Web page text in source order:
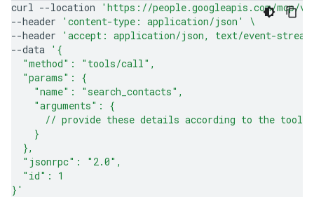
curl --location
'https://people.googleapis.com/mcp/
--header
'content-type: application/json'
\
--header
'accept: application/json, text/event-
--data '{
  "method": "tools/call",
  "params": {
    "name": "search_contacts",
    "arguments": {
// provide these details according to the tool
    }
  },
  "jsonrpc": "2.0",
  "id": 1
}'